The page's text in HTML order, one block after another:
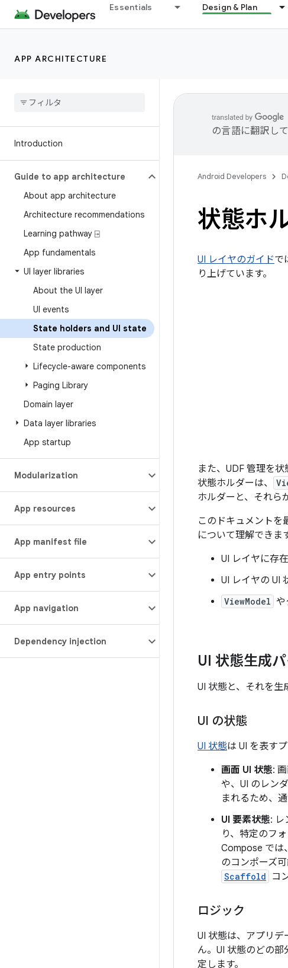
Essentials Design & Plan
APP ARCHITECTURE
Introduction
Guide to app architecture
About app architecture
Architecture recommendations
Learning pathway ⍈
App fundamentals
UI layer libraries
About the UI layer
UI events
State holders and UI state
State production
Lifecycle-aware components
Paging Library
Domain layer
Data layer libraries
App startup
Modularization
App resources
App manifest file
App entry points
App navigation
Dependency injection
の言語に翻訳し
Android Developers
状態ホ
UI レイヤのガイドで
り上げています。
また、UDF 管理を
状態ホルダーは、
ホルダーと、それら
このドキュメントを
について理解できま
UI レイヤに存
UI レイヤの UI
ViewModel や
UI 状態生成
UI 状態と、それを生
UI の状態
UI 状態は UI を表す
画面 UI 状態:
や、UI のレン
まれるため、
UI 要素状態: レ
り、特定のフ
Compose では
のコンポーズ
Scaffold コ
ロジック
UI 状態は、アプリ
ん。UI 状態のどの
定します。